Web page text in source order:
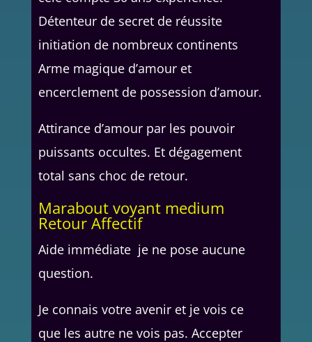
Détenteur de secret de réussite
initiation de nombreux continents
Arme magique d’amour et
encerclement de possession d’amour.
Attirance d’amour par les pouvoir
puissants occultes. Et dégagement
total sans choc de retour.
Marabout voyant medium
Retour Affectif
Aide immédiate je ne pose aucune
question.
Je connais votre avenir et je vois ce
que les autre ne vois pas. Accepter